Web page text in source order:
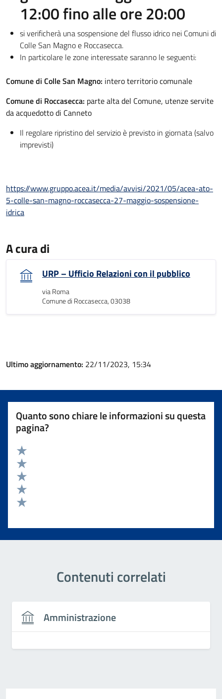
12:00 fino alle ore 20:00
si verificherà una sospensione del flusso idrico nei Comuni di
Colle San Magno e Roccasecca.
In particolare le zone interessate saranno le seguenti:
Comune di Colle San Magno: intero territorio comunale
Comune di Roccasecca: parte alta del Comune, utenze servite
da acquedotto di Canneto
Il regolare ripristino del servizio è previsto in giornata (salvo
imprevisti)
https://www.gruppo.acea.it/media/avvisi/2021/05/acea-ato-
5-colle-san-magno-roccasecca-27-maggio-sospensione-
idrica
A cura di
URP – Ufficio Relazioni con il pubblico
via Roma
Comune di Roccasecca, 03038
Ultimo aggiornamento: 22/11/2023, 15:34
Quanto sono chiare le informazioni su questa
pagina?
Valuta 5 stelle su 5
Valuta 4 stelle su 5
Valuta 3 stelle su 5
Valuta 2 stelle su 5
Contenuti correlati
Amministrazione